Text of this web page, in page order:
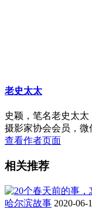
老史太太
史颖，笔名老史太
摄影家协会会员，微
查看作者页面
相关推荐
哈尔滨故事 2020-06-